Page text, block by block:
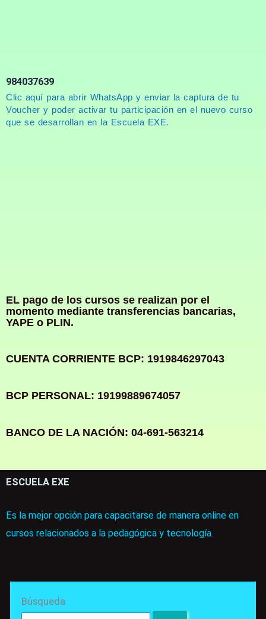
984037639
Clic aquí para abrir WhatsApp y enviar la captura de tu
Voucher y poder activar tu participación en el nuevo curso
que se desarrollan en la Escuela EXE.
EL pago de los cursos se realizan por el
momento mediante transferencias bancarias,
YAPE o PLIN.
CUENTA CORRIENTE BCP: 1919846297043
BCP PERSONAL: 19199889674057
BANCO DE LA NACIÓN: 04-691-563214
ESCUELA EXE
Es la mejor opción para capacitarse de manera online en
cursos relacionados a la pedagógica y tecnología.
Búsqueda
for: